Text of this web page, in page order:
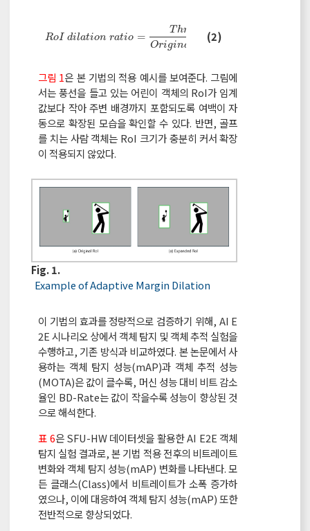
RoI dilation ratio =
T hr
Origina oI a
RoI dilation ratio =T hreshol igin
(2)
그림 1은 본 기법의 적용 예시를 보여준다. 그림에
서는 풍선을 들고 있는 어린이 객체의 RoI가 임계
값보다 작아 주변 배경까지 포함되도록 여백이 자
동으로 확장된 모습을 확인할 수 있다. 반면, 골프
를 치는 사람 객체는 RoI 크기가 충분히 커서 확장
이 적용되지 않았다.
Fig. 1.
Example of Adaptive Margin Dilation
이 기법의 효과를 정량적으로 검증하기 위해, AI E
2E 시나리오 상에서 객체 탐지 및 객체 추적 실험을
수행하고, 기존 방식과 비교하였다. 본 논문에서 사
용하는 객체 탐지 성능(mAP)과 객체 추적 성능
(MOTA)은 값이 클수록, 머신 성능 대비 비트 감소
율인 BD-Rate는 값이 작을수록 성능이 향상된 것
으로 해석한다.
표 6은 SFU-HW 데이터셋을 활용한 AI E2E 객체
탐지 실험 결과로, 본 기법 적용 전후의 비트레이트
변화와 객체 탐지 성능(mAP) 변화를 나타낸다. 모
든 클래스(Class)에서 비트레이트가 소폭 증가하
였으나, 이에 대응하여 객체 탐지 성능(mAP) 또한
전반적으로 향상되었다.